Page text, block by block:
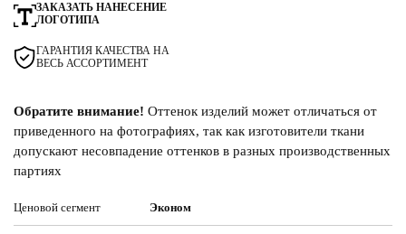
ЗАКАЗАТЬ НАНЕСЕНИЕ
ЛОГОТИПА
ГАРАНТИЯ КАЧЕСТВА НА
ВЕСЬ АССОРТИМЕНТ
Обратите внимание! Оттенок изделий может отличаться от
приведенного на фотографиях, так как изготовители ткани
допускают несовпадение оттенков в разных производственных
партиях
Ценовой сегмент Эконом